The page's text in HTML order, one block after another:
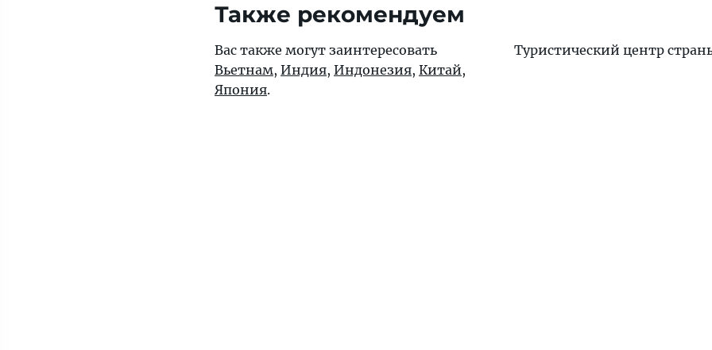
Также рекомендуем
Вас также могут заинтересовать
Вьетнам, Индия, Индонезия, Китай,
Япония.
Туристический центр